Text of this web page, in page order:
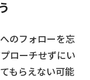
のフォローを忘
ローチせずにい
もらえない可能